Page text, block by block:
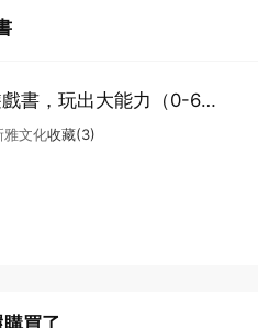
書，玩出大能力（0-6
雅文化收藏(3)
買了